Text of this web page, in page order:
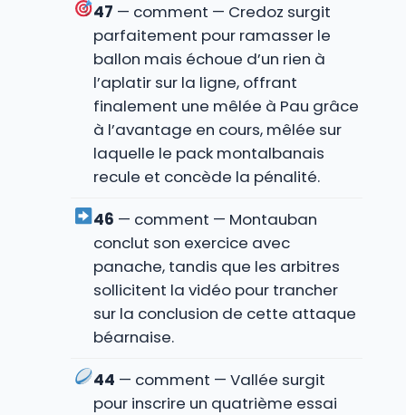
47 — comment — Credoz surgit
parfaitement pour ramasser le
ballon mais échoue d’un rien à
l’aplatir sur la ligne, offrant
finalement une mêlée à Pau grâce
à l’avantage en cours, mêlée sur
laquelle le pack montalbanais
recule et concède la pénalité.
46 — comment — Montauban
conclut son exercice avec
panache, tandis que les arbitres
sollicitent la vidéo pour trancher
sur la conclusion de cette attaque
béarnaise.
44 — comment — Vallée surgit
pour inscrire un quatrième essai